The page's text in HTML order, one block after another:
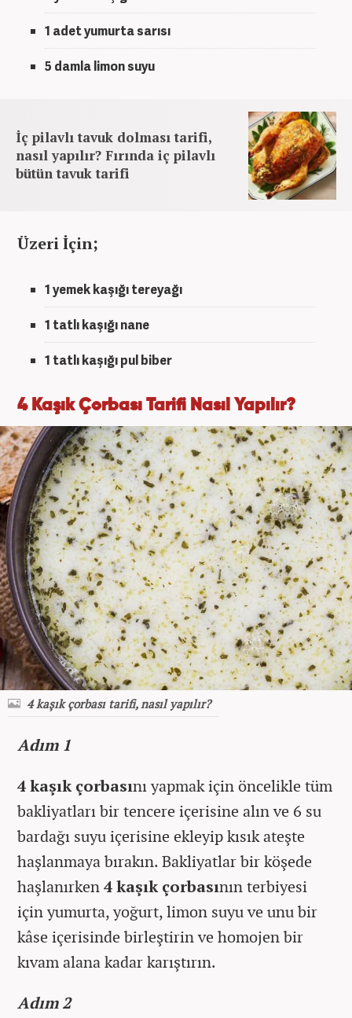
1 adet yumurta sarısı
5 damla limon suyu
İç pilavlı tavuk dolması tarifi,
nasıl yapılır? Fırında iç pilavlı
bütün tavuk tarifi
Üzeri İçin;
1 yemek kaşığı tereyağı
1 tatlı kaşığı nane
1 tatlı kaşığı pul biber
4 Kaşık Çorbası Tarifi Nasıl Yapılır?
4 kaşık çorbası tarifi, nasıl yapılır?
Adım 1
4 kaşık çorbasını yapmak için öncelikle tüm
bakliyatları bir tencere içerisine alın ve 6 su
bardağı suyu içerisine ekleyip kısık ateşte
haşlanmaya bırakın. Bakliyatlar bir köşede
haşlanırken4 kaşık çorbasının terbiyesi
için yumurta, yoğurt, limon suyu ve unu bir
kâse içerisinde birleştirin ve homojen bir
kıvam alana kadar karıştırın.
Adım 2